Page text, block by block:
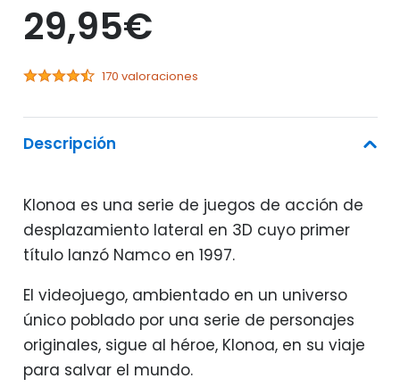
29,95€
170 valoraciones
Descripción
Klonoa es una serie de juegos de acción de
desplazamiento lateral en 3D cuyo primer
título lanzó Namco en 1997.
El videojuego, ambientado en un universo
único poblado por una serie de personajes
originales, sigue al héroe, Klonoa, en su viaje
para salvar el mundo.